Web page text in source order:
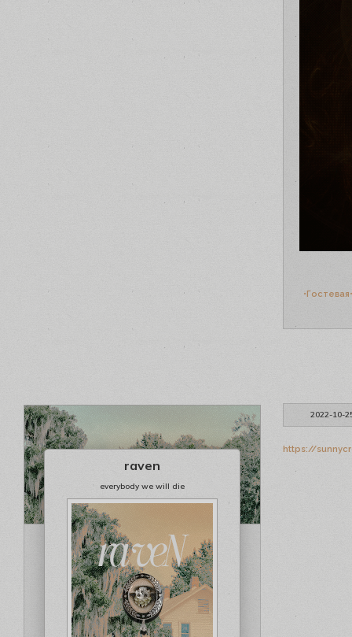
2022-10-
raven
everybody we will die
https://